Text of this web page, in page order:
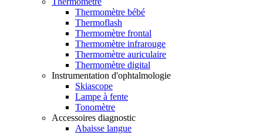
Thermomètre bébé
Thermoflash
Thermomètre frontal
Thermomètre infrarouge
Thermomètre auriculaire
Thermomètre digital
Instrumentation d'ophtalmologie
Skiascope
Lampe à fente
Tonomètre
Accessoires diagnostic
Abaisse langue